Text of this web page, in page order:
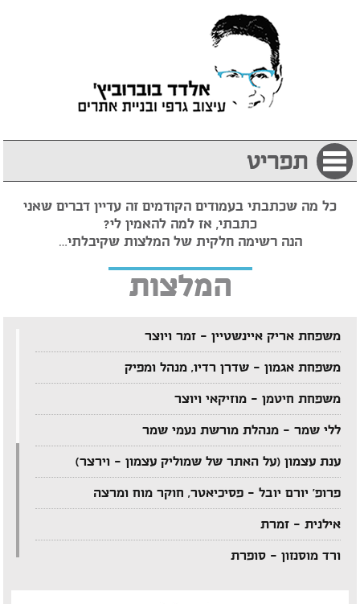
תפריט
כל מה שכתבתי בעמודים הקודמים זה עדיין דברים שאני
כתבתי, אז למה להאמין לי?
הנה רשימה חלקית של המלצות שקיבלתי…
המלצות
משפחת אריק איינשטיין – זמר ויוצר
משפחת אגמון – שדרן רדיו, מנהל ומפיק
משפחת חיטמן – מוזיקאי ויוצר
ללי שמר – מנהלת מורשת נעמי שמר
ענת עצמון (על האתר של שמוליק עצמון – וירצר)
פרופ' יורם יובל – פסיכיאטר, חוקר מוח ומרצה
אילנית – זמרת
ורד מוסנזון – סופרת